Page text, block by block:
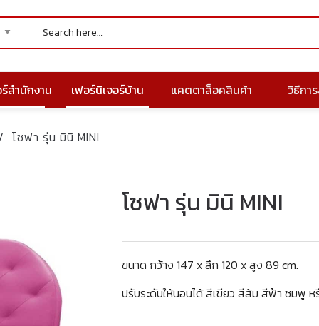
สำนักงาน เฟอร์นิเจอร์บ้าน แคตตาล็อคสินค้า วิธีกา
โซฟา รุ่น มินิ MINI
โซฟา รุ่น มินิ MINI
ขนาด กว้าง 147 x ลึก 120 x สูง 89 cm.
ปรับระดับให้นอนได้ สีเขียว สีส้ม สีฟ้า ชมพู